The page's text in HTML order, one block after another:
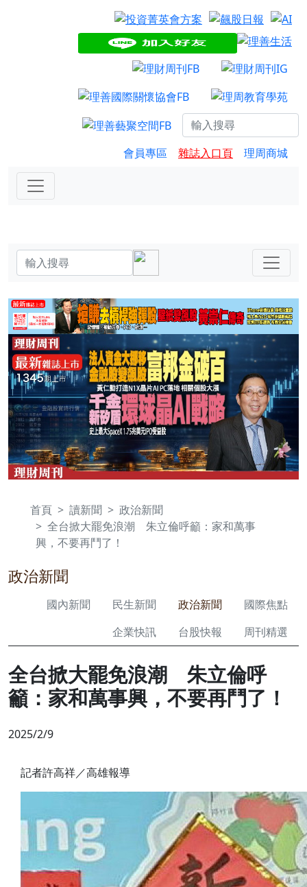
會員專區 雜誌入口頁 理周商城
首頁 讀新聞
政治新聞
全台掀大罷免浪潮 朱立倫呼籲：家和萬事
興，不要再鬥了！
政治新聞
國內新聞 民生新聞 政治新聞
國際焦點
企業快訊
台股快報 周刊精選
全台掀大罷免浪潮 朱立倫呼
籲：家和萬事興，不要再鬥了！
2025/2/9
記者許高祥／高雄報導